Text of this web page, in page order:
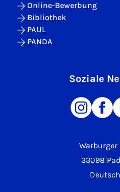
Warburger
33098
Online-Bewerbung
Bibliothek
PAUL
PANDA
Soziale